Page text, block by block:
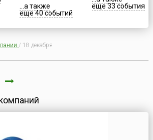
...а также
еще 40 событий
еще 33 события
/ 18 декабря